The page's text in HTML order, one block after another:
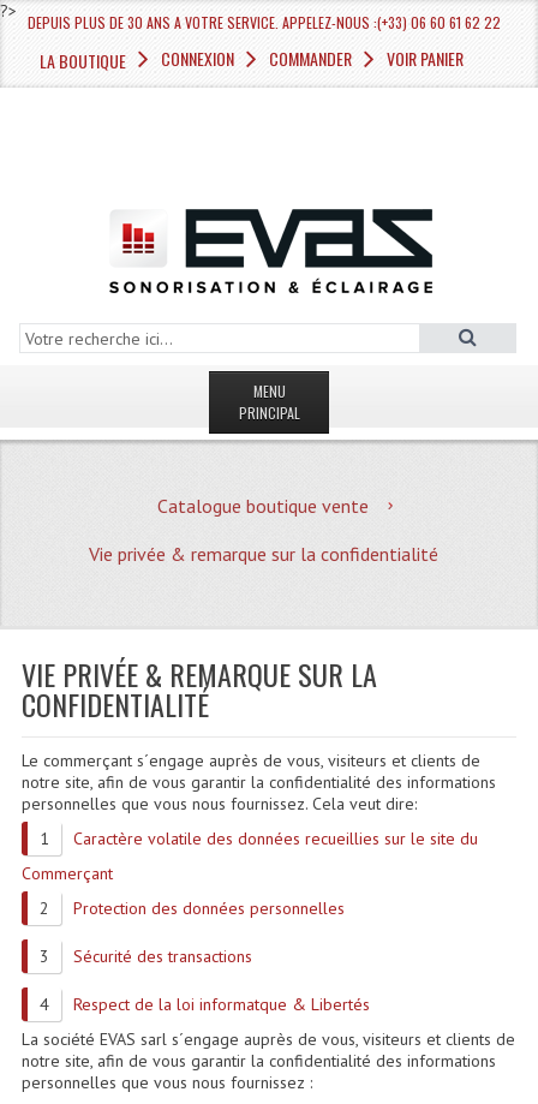
?>
DEPUIS PLUS DE 30 ANS A VOTRE SERVICE. APPELEZ-NOUS :(+33) 06 60 61 62 22
LA BOUTIQUE CONNEXION COMMANDER VOIR PANIER
MENU
PRINCIPAL
MAGASIN
Quoi De Neuf?
Plan Acces, Horaires.
Location De Matériel
Le Matériel D´occasion
Recherche Avancée
Faire Votre Devis
CATÉGORIES
Sonorisation
Accessoires Pieds Cellules Diamants
Catalogue boutique vente
Vie privée & remarque sur la confidentialité
VIE PRIVÉE & REMARQUE SUR LA
CONFIDENTIALITÉ
Le commerçant s´engage auprès de vous, visiteurs et clients de
notre site, afin de vous garantir la confidentialité des informations
personnelles que vous nous fournissez. Cela veut dire:
Caractère volatile des données recueillies sur le site du
Commerçant
Protection des données personnelles
Sécurité des transactions
Respect de la loi informatque & Libertés
La société EVAS sarl s´engage auprès de vous, visiteurs et clients de
notre site, afin de vous garantir la confidentialité des informations
personnelles que vous nous fournissez :